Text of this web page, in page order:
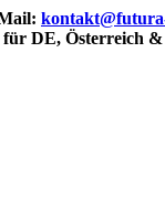
DE, Österreich &